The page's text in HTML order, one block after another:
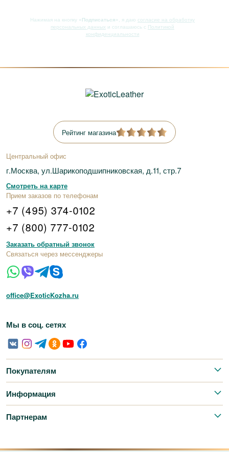
Нажимая на кнопку «Подписаться» , я даю согласие на обработку
персональных данных и соглашаюсь с Политикой
конфиденциальности
Рейтинг магазина
Центральный офис
г.Москва, ул.Шарикоподшипниковская, д.11, стр.7
Смотреть на карте
Прием заказов по телефонам
+7 (495) 374-0102
+7 (800) 777-0102
Заказать обратный звонок
Связаться через мессенджеры
office@ExoticKozha.ru
Мы в соц. сетях
Покупателям
Информация
Партнерам